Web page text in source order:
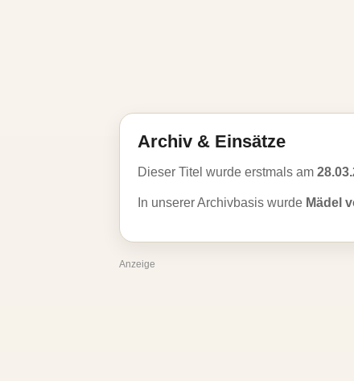
Archiv & Einsätze
Dieser Titel wurde erstmals am
In unserer Archivbasis wurde Mädel
Anzeige